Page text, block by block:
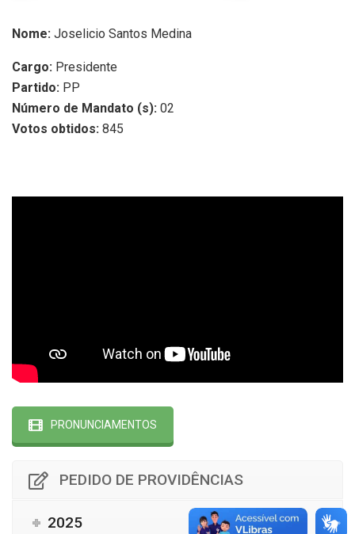
Nome: Joselicio Santos Medina
Cargo: Presidente
Partido: PP
Número de Mandato (s): 02
Votos obtidos: 845
PRONUNCIAMENTOS
PEDIDO DE PROVIDÊNCIAS
2025